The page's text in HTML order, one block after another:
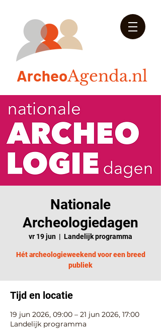
ArcheoAgenda.nl
Nationale
Archeologiedagen
vr 19 jun
  |
Landelijk programma
Hét archeologieweekend voor een breed
publiek
Tijd en locatie
19 jun 2026, 09:00 – 21 jun 2026, 17:00
Landelijk programma